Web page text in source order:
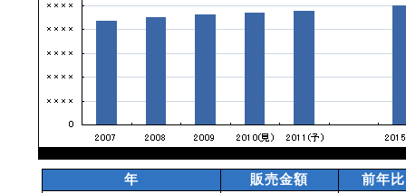
年 販売金額
前年比